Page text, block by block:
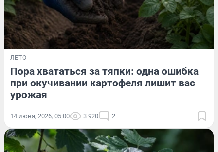
ЛЕТО
Пора хвататься за тяпки: одна ошибка
при окучивании картофеля лишит вас
урожая
14 июня, 2026, 05:00 3 920 2